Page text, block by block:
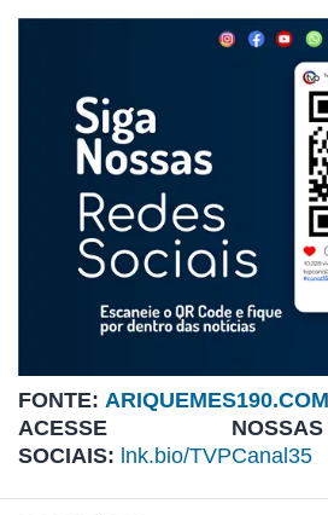
FONTE:
ACESSE
SOCIAIS: lnk.bio/TVPCanal35